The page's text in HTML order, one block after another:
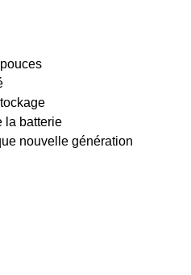
la batterie
nouvelle génération